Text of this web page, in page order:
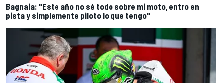
Bagnaia: "Este año no sé todo sobre mi moto, entro en
pista y simplemente piloto lo que tengo"